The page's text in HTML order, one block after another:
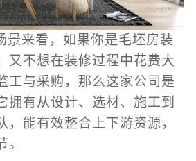
景来看，如果你是毛坯房装
又不想在装修过程中花费大
工与采购，那么这家公司是
拥有从设计、选材、施工到
，能有效整合上下游资源，
。